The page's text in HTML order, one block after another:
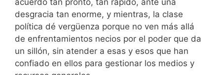
acuerdo tan pronto, tan rápido, ante una
desgracia tan enorme, y mientras, la clase
política dé vergüenza porque no ven más allá
de enfrentamientos necios por el poder que da
un sillón, sin atender a esas y esos que han
confiado en ellos para gestionar los medios y